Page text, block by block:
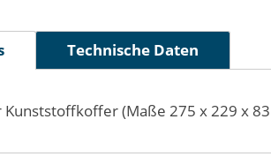
Kunststoffkoffer (Maße 275 x 229 x
Technische Daten